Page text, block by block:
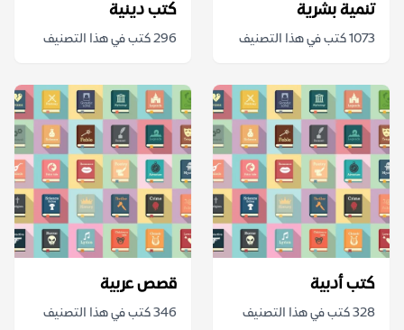
تنمية بشرية
1073 كتب في هذا التصنيف
كتب دينية
296 كتب في هذا التصنيف
كتب أدبية
328 كتب في هذا التصنيف
قصص عربية
346 كتب في هذا التصنيف